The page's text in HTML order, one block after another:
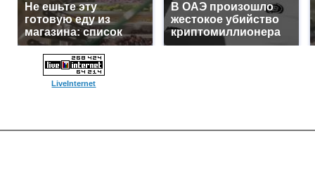
Не ешьте эту
готовую еду из
магазина: список
В ОАЭ произошло
жестокое убийство
криптомиллионера
LiveInternet